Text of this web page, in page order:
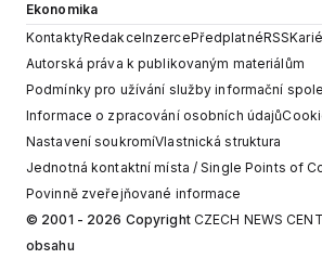
Ekonomika
KontaktyRedakceInzercePředplatnéRSS
Autorská práva k publikovaným materiálům
Podmínky pro užívání služby informační
Informace o zpracování osobních údajů
Nastavení soukromíVlastnická struktura
Jednotná kontaktní místa / Single Points of
Povinně zveřejňované informace
© 2001 - 2026 Copyright CZECH NEWS
obsahu